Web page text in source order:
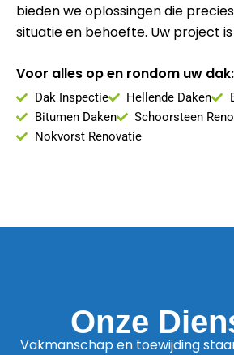
bieden we oplossingen die
situatie en behoefte. Uw project is
Voor alles op en rondom uw dak:
Dak Inspectie Hellende Daken
Bitumen Daken
Schoorsteen
Nokvorst Renovatie
Onze
Vakmanschap en toewijding